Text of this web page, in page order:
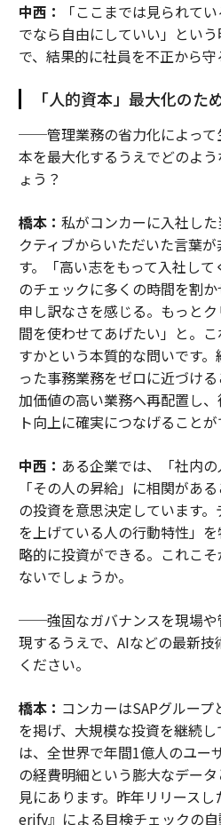
中西：
「ここまでは見られて
でなら自由にしていい」とい
で、結果的に社員を不正から守
「人的資本」最大化のた
──管理業務の省力化によって
本を最大化するうえでどのよ
ょう？
橋本： 私がコンカーに入社し
クティブからいただいた言葉
す。「高い志をもって入社し
のチェックに多くの時間を割
申し訳なさを感じる。もっと
間を使わせてあげたい」と。
すかという本質的な問いです
った事務業務をゼロに近づけ
加価値の高い業務へ再配置し
ト向上に確実につなげることが
中西： ある企業では、「社内
「その人の昇給」に相関があ
の投資を意思決定しています
を上げている人の行動特性」
略的に投資ができる。これこ
ないでしょうか。
──強固なガバナンスを現場や
現するうえで、AIなどの最新
ください。
橋本： コンカーはSAPグループ
を掲げ、大規模な投資を継続
は、全世界で年間1億人のユー
の経費明細という膨大なデー
見にあります。昨年リリース
erify』による目検チェックの